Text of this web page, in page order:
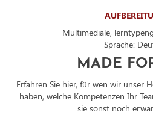
Multimediale,
Sprache:
MADE
Erfahren Sie hier, für wen wir unser
haben, welche Kompetenzen Ihr
sie sonst noch